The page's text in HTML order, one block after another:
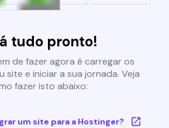
tudo pronto!
de fazer agora é carregar os
site e iniciar a sua jornada. Veja
fazer isto abaixo:
um site para a Hostinger?